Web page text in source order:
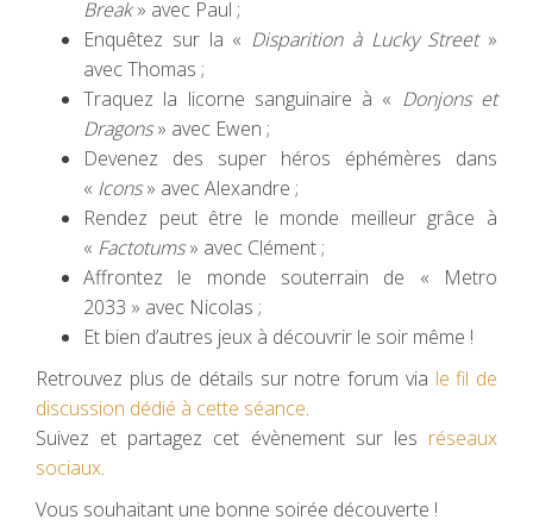
Break» avec Paul ;
Enquêtez sur la « Disparition à Lucky Street»
avec Thomas ;
Traquez la licorne sanguinaire à « Donjons et
Dragons» avec Ewen ;
Devenez des super héros éphémères dans
« Icons» avec Alexandre ;
Rendez peut être le monde meilleur grâce à
« Factotums» avec Clément ;
Affrontez le monde souterrain de « Metro
2033 » avec Nicolas ;
Et bien d’autres jeux à découvrir le soir même !
Retrouvez plus de détails sur notre forum via le fil de
discussion dédié à cette séance.
Suivez et partagez cet évènement sur les réseaux
sociaux.
Vous souhaitant une bonne soirée découverte !